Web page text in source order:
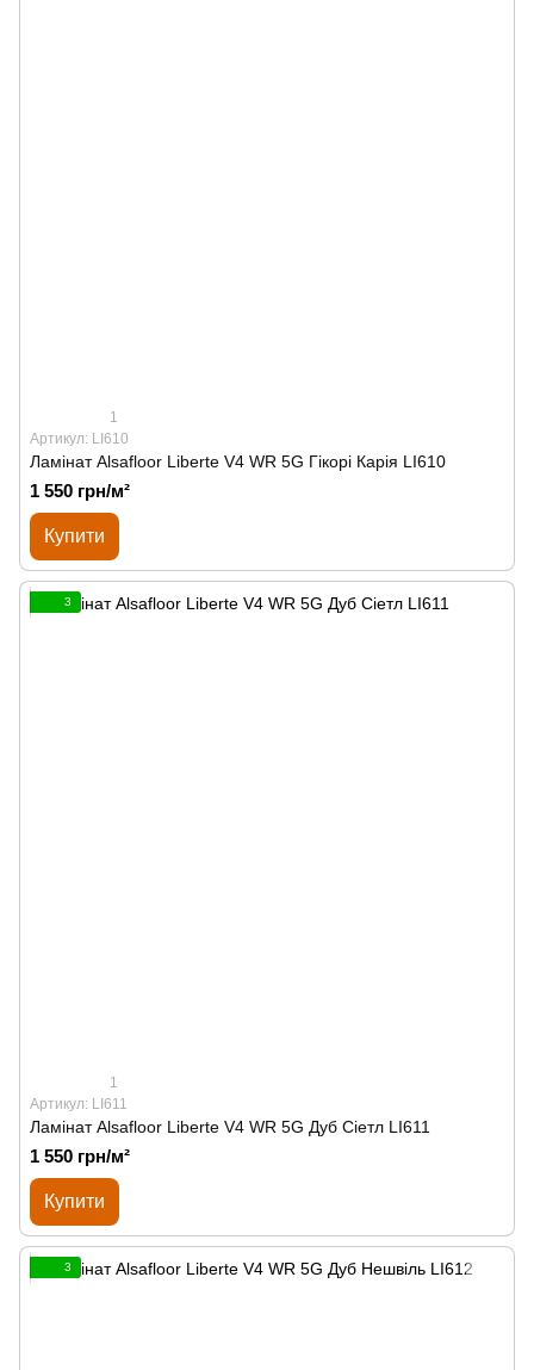
1
Артикул: LI610
Ламінат Alsafloor Liberte V4 WR 5G Гікорі Карія LI610
1 550 грн/м²
Купити
3
1
Артикул: LI611
Ламінат Alsafloor Liberte V4 WR 5G Дуб Сіетл LI611
1 550 грн/м²
Купити
3